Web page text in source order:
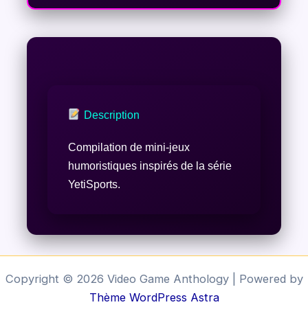
Description
Compilation de mini-jeux
humoristiques inspirés de la série
YetiSports.
Copyright © 2026 Video Game Anthology | Powered by
Thème WordPress Astra